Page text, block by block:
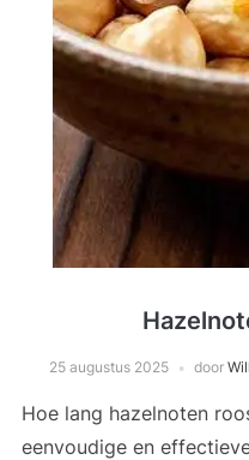
25 augustus 2025 door
Hoe lang hazelnoten
eenvoudige en